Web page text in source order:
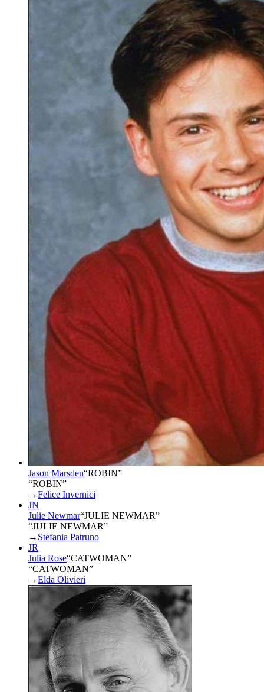
Jason Marsden“ROBIN”
“ROBIN”
→Felice Invernici
JN
Julie Newmar“JULIE NEWMAR”
“JULIE NEWMAR”
→ Stefania Patruno
JR
Julia Rose“CATWOMAN”
“CATWOMAN”
→Elda Olivieri